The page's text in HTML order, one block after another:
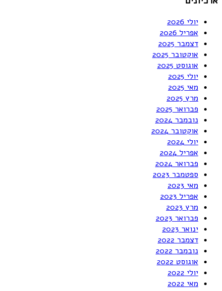
יולי 2026
אפריל 2026
דצמבר 2025
אוקטובר 2025
אוגוסט 2025
יולי 2025
מאי 2025
מרץ 2025
פברואר 2025
נובמבר 2024
אוקטובר 2024
יולי 2024
אפריל 2024
פברואר 2024
ספטמבר 2023
מאי 2023
אפריל 2023
מרץ 2023
פברואר 2023
ינואר 2023
דצמבר 2022
נובמבר 2022
אוגוסט 2022
יולי 2022
מאי 2022